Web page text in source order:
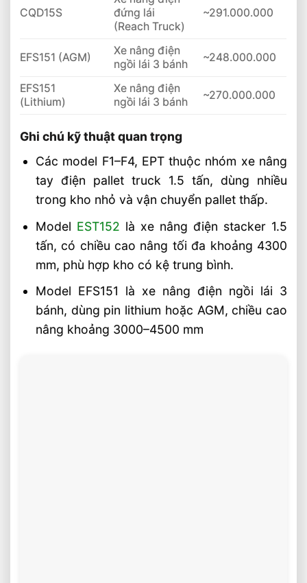
CQD15S
đứng lái
(Reach Truck)
~291.000.000
EFS151 (AGM)
Xe nâng điện
ngồi lái 3 bánh
~248.000.000
EFS151
(Lithium)
Xe nâng điện
ngồi lái 3 bánh
~270.000.000
Ghi chú kỹ thuật quan trọng
Các model F1–F4, EPT thuộc nhóm xe nâng
tay điện pallet truck 1.5 tấn, dùng nhiều
trong kho nhỏ và vận chuyển pallet thấp.
Model EST152 là xe nâng điện stacker 1.5
tấn, có chiều cao nâng tối đa khoảng 4300
mm, phù hợp kho có kệ trung bình.
Model EFS151 là xe nâng điện ngồi lái 3
bánh, dùng pin lithium hoặc AGM, chiều cao
nâng khoảng 3000–4500 mm